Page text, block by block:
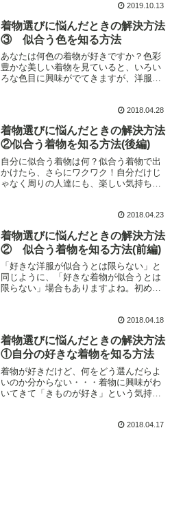
か」を知ることで、「ピンクのプラス効
果」を活用し、より効果的なピンクの着
物を活用する方法を考えてみました。
2019.10.13
着物選びに悩んだときの解決方法
③ 似合う色を知る方法
あなたは何色の着物が好きですか？色彩
豊かな美しい着物を見ていると、いろい
ろな色目に興味がでてきますが、洋服と
方があります。コーディネートしやす
く、手持ちの物を活用しやす…
2018.04.28
着物選びに悩んだときの解決方法
②似合う着物を知る方法(後編)
自分に似合う着物は何？似合う着物で出
かけたら、さらにワクワク！自分だけじ
ゃなく周りの人達にも、楽しい気持ちに
することができるときです。まずは、こ
ちらの記事をご覧ください…
2018.04.23
着物選びに悩んだときの解決方法
② 似合う着物を知る方法(前編)
「好きな洋服が似合うとは限らない」と
同じように、「好きな着物が似合うとは
限らない」場合もありますよね。初めは
が、自分に似合う着物は何なのかを知る
ことは大切なことだと思い…
2018.04.18
着物選びに悩んだときの解決方法
①自分の好きな着物を知る方法
着物が好きだけど、何をどう選んだらよ
いのか分からない・・・着物に興味がわ
いてきて「きものが好き」という気持ち
い」ということはありませんか？実は、
2018.04.17